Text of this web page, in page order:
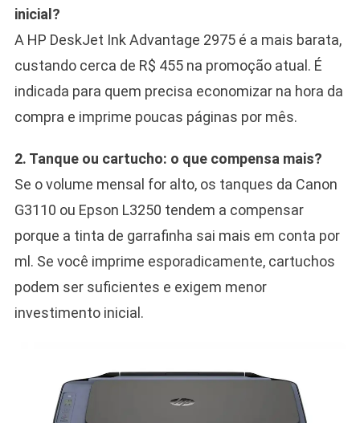
inicial?
A HP DeskJet Ink Advantage 2975 é a mais barata,
custando cerca de R$ 455 na promoção atual. É
indicada para quem precisa economizar na hora da
compra e imprime poucas páginas por mês.
2. Tanque ou cartucho: o que compensa mais?
Se o volume mensal for alto, os tanques da Canon
G3110 ou Epson L3250 tendem a compensar
porque a tinta de garrafinha sai mais em conta por
ml. Se você imprime esporadicamente, cartuchos
podem ser suficientes e exigem menor
investimento inicial.